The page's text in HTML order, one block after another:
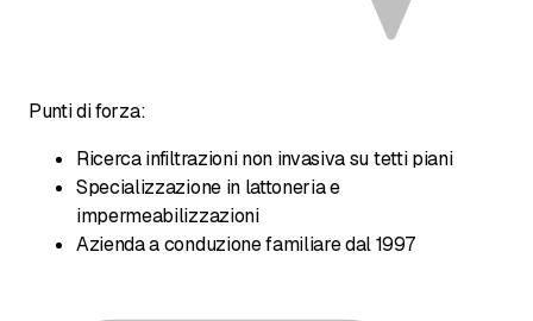
Punti di forza:
Ricerca infiltrazioni non invasiva su tetti piani
Specializzazione in lattoneria e
impermeabilizzazioni
Azienda a conduzione familiare dal 1997